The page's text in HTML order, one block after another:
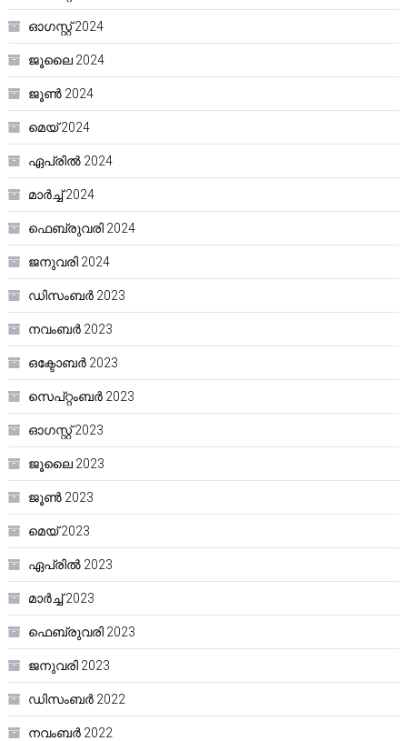
ഓഗസ്റ്റ്‌ 2024
ജൂലൈ 2024
ജൂൺ 2024
മെയ്‌ 2024
ഏപ്രിൽ 2024
മാർച്ച്‌ 2024
ഫെബ്രുവരി 2024
ജനുവരി 2024
ഡിസംബർ 2023
നവംബർ 2023
ഒക്ടോബർ 2023
സെപ്റ്റംബർ 2023
ഓഗസ്റ്റ്‌ 2023
ജൂലൈ 2023
ജൂൺ 2023
മെയ്‌ 2023
ഏപ്രിൽ 2023
മാർച്ച്‌ 2023
ഫെബ്രുവരി 2023
ജനുവരി 2023
ഡിസംബർ 2022
നവംബർ 2022